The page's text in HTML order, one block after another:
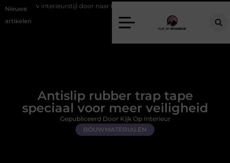
Nieuwe
artikelen
door naar buiten Begeleid Wonen in Zuid-Limburg: Jouw
Antislip rubber trap tape
speciaal voor meer veiligheid
BOUWMATERIALEN
Gepubliceerd Door Kijk Op Interieur